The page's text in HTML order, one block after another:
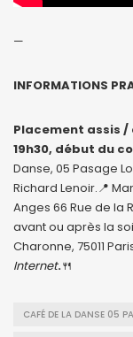
—
INFORMATIONS
Placement assis
19h30, début du
Danse, 05 Pasage
Richard Lenoir.📍
Anges 66 Rue de la
avant ou après la
Charonne, 75011
Internet.🍴
CAFÉ DE LA DANSE 05